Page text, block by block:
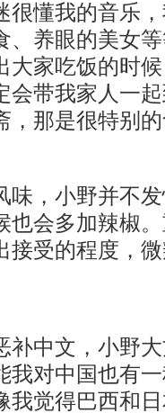
很懂我的音乐
、养眼的美女
大家吃饭的时
会带我家人一
，那是很特别
，小野并不发
也会多加辣椒
接受的程度，
中文，小野大
我对中国也有
我觉得巴西和